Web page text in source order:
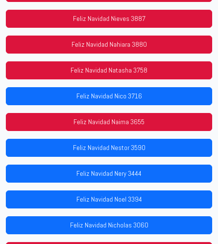
Feliz Navidad Nieves 3887
Feliz Navidad Nahiara 3880
Feliz Navidad Natasha 3758
Feliz Navidad Nico 3716
Feliz Navidad Naima 3655
Feliz Navidad Nestor 3590
Feliz Navidad Nery 3444
Feliz Navidad Noel 3394
Feliz Navidad Nicholas 3060